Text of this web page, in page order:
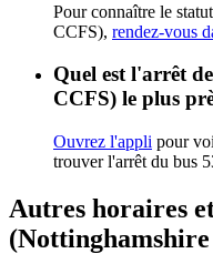
Pour connaître le
CCFS), rendez-vous
Quel est l'arrêt
CCFS) le plus
Ouvrez l'appli pour
trouver l'arrêt du bus
Autres horaires